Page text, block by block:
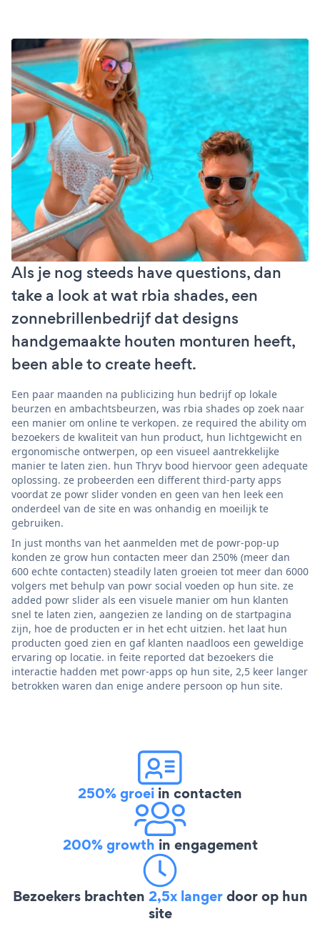
Als je nog steeds have questions, dan
take a look at wat rbia shades, een
zonnebrillenbedrijf dat designs
handgemaakte houten monturen heeft,
been able to create heeft.
Een paar maanden na publicizing hun bedrijf op lokale
beurzen en ambachtsbeurzen, was rbia shades op zoek naar
een manier om online te verkopen. ze required the ability om
bezoekers de kwaliteit van hun product, hun lichtgewicht en
ergonomische ontwerpen, op een visueel aantrekkelijke
manier te laten zien. hun Thryv bood hiervoor geen adequate
oplossing. ze probeerden een different third-party apps
voordat ze powr slider vonden en geen van hen leek een
onderdeel van de site en was onhandig en moeilijk te
gebruiken.
In just months van het aanmelden met de powr-pop-up
konden ze grow hun contacten meer dan 250% (meer dan
600 echte contacten) steadily laten groeien tot meer dan 6000
volgers met behulp van powr social voeden op hun site. ze
added powr slider als een visuele manier om hun klanten
snel te laten zien, aangezien ze landing on de startpagina
zijn, hoe de producten er in het echt uitzien. het laat hun
producten goed zien en gaf klanten naadloos een geweldige
ervaring op locatie. in feite reported dat bezoekers die
interactie hadden met powr-apps op hun site, 2,5 keer langer
betrokken waren dan enige andere persoon op hun site.
250% groei in contacten
200% growth in engagement
Bezoekers brachten 2,5x langerdoor op hun
site